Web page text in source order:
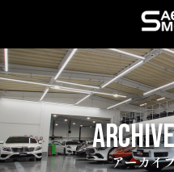
アーカイ